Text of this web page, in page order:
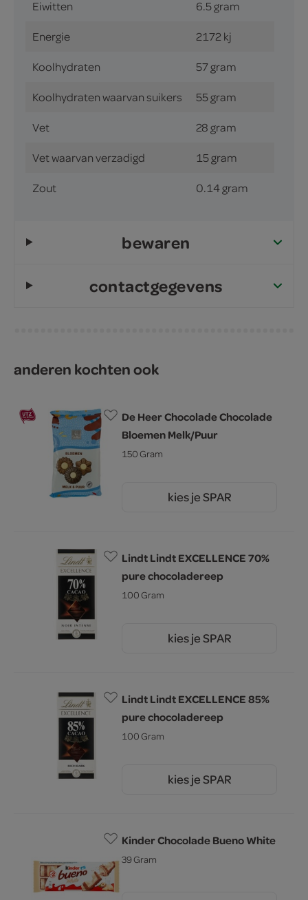
Eiwitten 6.5 gram
Energie 2172 kj
Koolhydraten 57 gram
Koolhydraten waarvan suikers 55 gram
Vet 28 gram
Vet waarvan verzadigd 15 gram
Zout 0.14 gram
bewaren
contactgegevens
anderen kochten ook
De Heer Chocolade Chocolade
Bloemen Melk/Puur
150 Gram
kies je SPAR
Lindt Lindt EXCELLENCE 70%
pure chocoladereep
100 Gram
kies je SPAR
Lindt Lindt EXCELLENCE 85%
pure chocoladereep
100 Gram
kies je SPAR
Kinder Chocolade Bueno White
39 Gram